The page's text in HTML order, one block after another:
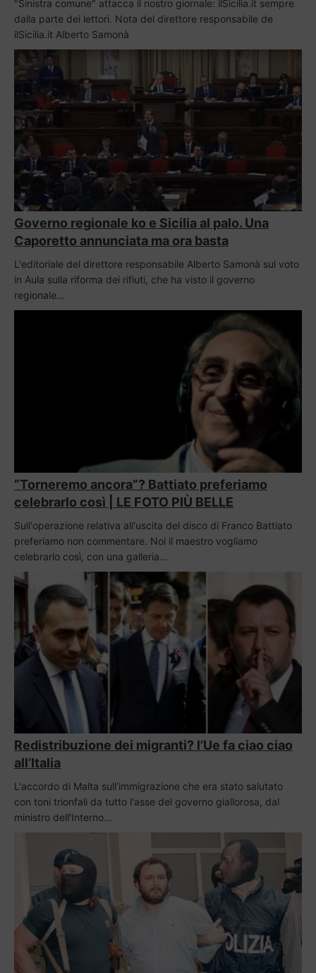
"Sinistra comune" attacca il nostro giornale: ilSicilia.it sempre
dalla parte dei lettori. Nota del direttore responsabile de
ilSicilia.it Alberto Samonà
Governo regionale ko e Sicilia al palo. Una
Caporetto annunciata ma ora basta
L'editoriale del direttore responsabile Alberto Samonà sul voto
in Aula sulla riforma dei rifiuti, che ha visto il governo
regionale…
“Torneremo ancora”? Battiato preferiamo
celebrarlo così | LE FOTO PIÙ BELLE
Sull'operazione relativa all'uscita del disco di Franco Battiato
preferiamo non commentare. Noi il maestro vogliamo
celebrarlo così, con una galleria…
Redistribuzione dei migranti? l’Ue fa ciao ciao
all’Italia
L'accordo di Malta sull’immigrazione che era stato salutato
con toni trionfali da tutto l'asse del governo giallorosa, dal
ministro dell'Interno…